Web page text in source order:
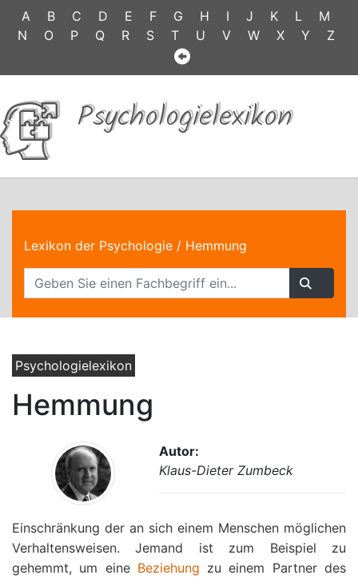
A B C D E F G H I J K L
M
N
O P Q R S T U V W X Y Z
Psychologielexikon
Lexikon der Psychologie / Hemmung
Psychologielexikon
Hemmung
Autor:
Klaus-Dieter Zumbeck
Einschränkung der an sich einem Menschen möglichen
Verhaltensweisen. Jemand ist zum Beispiel zu
gehemmt, um eine Beziehung zu einem Partner des